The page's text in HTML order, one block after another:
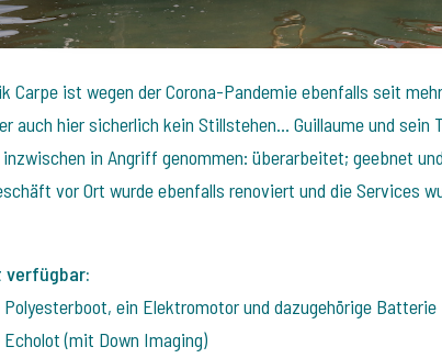
Carpe ist wegen der Corona-Pandemie ebenfalls seit
auch hier sicherlich kein Stillstehen… Guillaume und sein
in Angriff genommen: überarbeitet; geebnet
vor Ort wurde ebenfalls renoviert und die Services
verfügbar:
ein Elektromotor und dazugehörige Batterie
(mit Down Imaging)